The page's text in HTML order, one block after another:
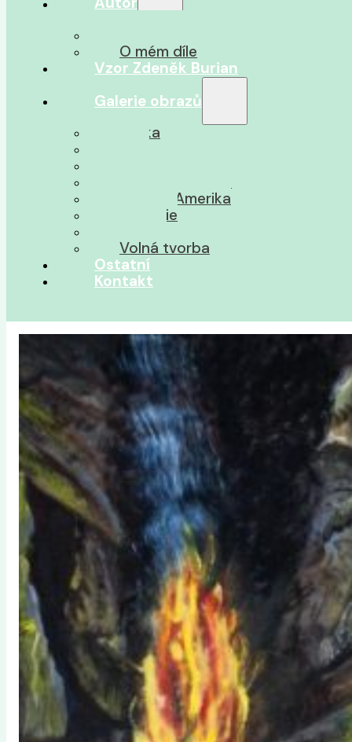
O mém díle
Vzor Zdeněk Burian
Galerie obrazů
Afrika
Střední Amerika
Oceánie
Volná tvorba
Ostatní
Kontakt